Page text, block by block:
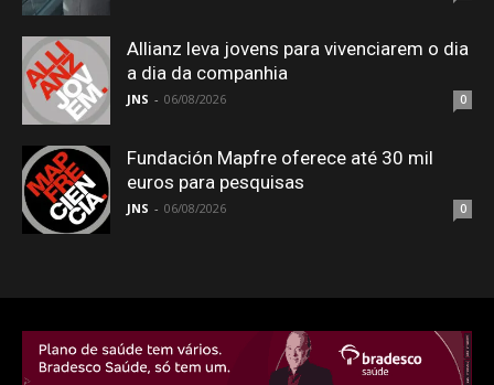
Allianz leva jovens para vivenciarem o dia
a dia da companhia
JNS - 06/08/2026 0
Fundación Mapfre oferece até 30 mil
euros para pesquisas
JNS - 06/08/2026 0